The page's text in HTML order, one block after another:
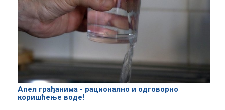
Апел грађанима - рационално и одговорно
коришћење воде!